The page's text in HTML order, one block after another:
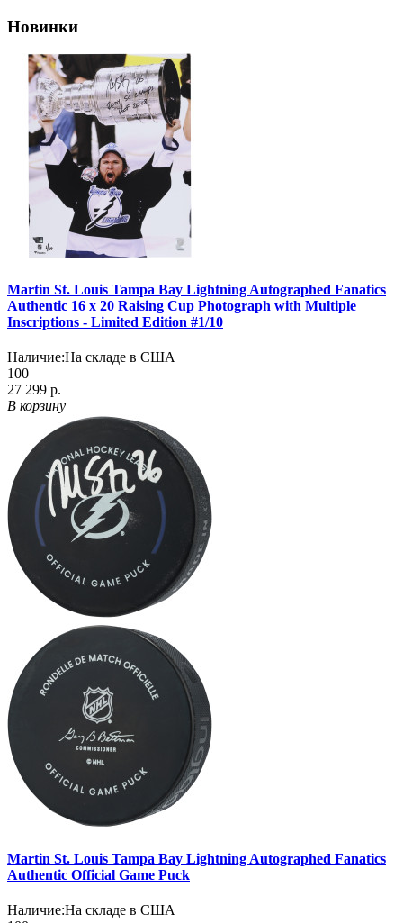
Новинки
Martin St. Louis Tampa Bay Lightning Autographed Fanatics
Authentic 16 x 20 Raising Cup Photograph with Multiple
Inscriptions - Limited Edition #1/10
Наличие:На складе в США
100
27 299 р.
В корзину
Martin St. Louis Tampa Bay Lightning Autographed Fanatics
Authentic Official Game Puck
Наличие:На складе в США